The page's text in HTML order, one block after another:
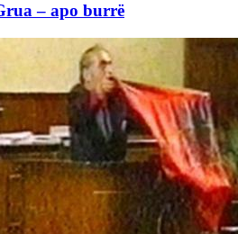
– apo burrë